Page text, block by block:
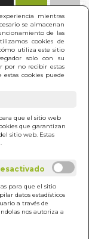
mientras
se almacenan
de las
cookies de
utiliza este sitio
solo con su
por no recibir estas
cookies puede
que el sitio web
que garantizan
sitio web. Estas
para que el sitio
datos estadísticos
a través de
nos autoriza a